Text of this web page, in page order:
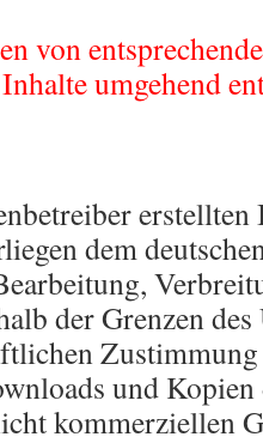
von
umgehend
dem
der Grenzen
und
kommerziellen